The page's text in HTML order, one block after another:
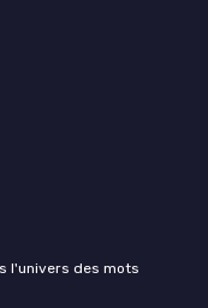
l'univers des mots